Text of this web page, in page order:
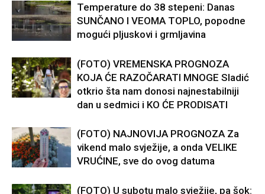
Temperature do 38 stepeni: Danas
SUNČANO I VEOMA TOPLO, popodne
mogući pljuskovi i grmljavina
(FOTO) VREMENSKA PROGNOZA
KOJA ĆE RAZOČARATI MNOGE Sladić
otkrio šta nam donosi najnestabilniji
dan u sedmici i KO ĆE PRODISATI
(FOTO) NAJNOVIJA PROGNOZA Za
vikend malo svježije, a onda VELIKE
VRUĆINE, sve do ovog datuma
(FOTO) U subotu malo svježije, pa šok: